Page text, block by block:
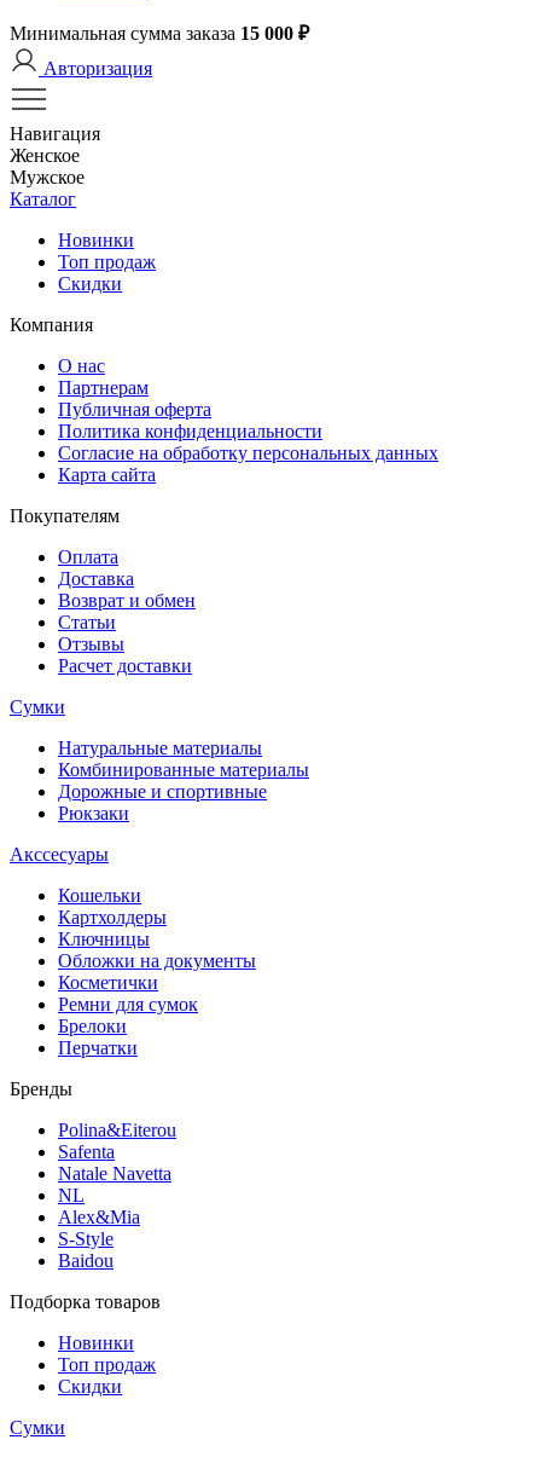
Минимальная сумма заказа 15 000 ₽
Авторизация
Навигация
Женское
Мужское
Каталог
Новинки
Топ продаж
Скидки
Компания
О нас
Партнерам
Публичная оферта
Политика конфиденциальности
Согласие на обработку персональных данных
Карта сайта
Покупателям
Оплата
Доставка
Возврат и обмен
Статьи
Отзывы
Расчет доставки
Сумки
Натуральные материалы
Комбинированные материалы
Дорожные и спортивные
Рюкзаки
Акссесуары
Кошельки
Картхолдеры
Ключницы
Обложки на документы
Косметички
Ремни для сумок
Брелоки
Перчатки
Бренды
Polina&Eiterou
Safenta
Natale Navetta
NL
Alex&Mia
S-Style
Baidou
Подборка товаров
Новинки
Топ продаж
Скидки
Сумки